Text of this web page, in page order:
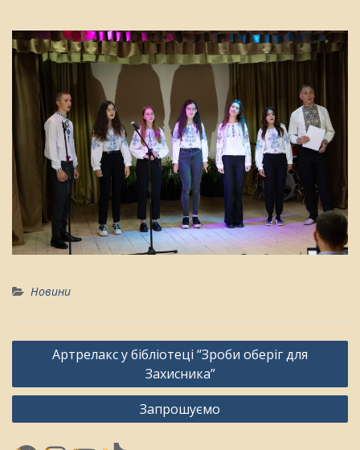
Новини
Навігація
записів
Артрелакс у бібліотеці “Зроби оберіг для
Захисника”
Запрошуємо